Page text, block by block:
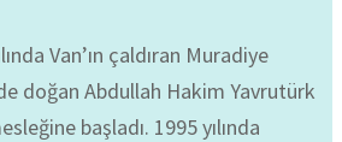
Van’ın çaldıran Muradiye
doğan Abdullah Hakim Yavrutürk
başladı. 1995 yılında